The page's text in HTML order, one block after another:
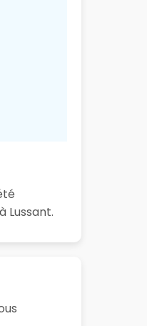
Lussant.